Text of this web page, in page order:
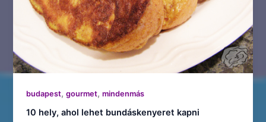
budapest,gourmet,mindenmás
10 hely, ahol lehet bundáskenyeret kapni